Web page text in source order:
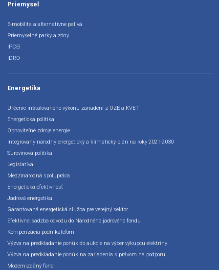
Priemysel
E-mobilita a alternatívne palivá
Priemyselné parky a zóny
IPCEI
IDRO
Energetika
Určenie inštalovaného výkonu zariadení z OZE a KVET
Energetická politika
Obnoviteľné zdroje energie
Integrovaný národný energetický a klimatický plán na roky 2021-2030
Surovinová politika
Legislatíva
Medzinárodná spolupráca
Energetická efektívnosť
Jadrová energetika
Garantovaná energetická služba pre verejný sektor
Efektívna sadzba odvodu do Národného jadrového fondu
Kompenzácia podnikateľom
Výzva na predkladanie ponúk do aukcie na výber výkupcu elektriny
Výzva na predkladanie ponúk na zariadenia s právom na podporu
Modernizačný fond